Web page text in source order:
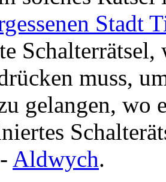
Stadt
muss,
gelangen, wo
- Aldwych.